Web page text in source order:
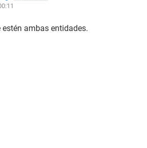
ambas entidades.